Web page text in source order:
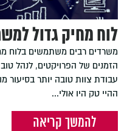
לוח מחיק גדול
משרדים רבים משתמשים בלוח
הזמנים של הפרויקטים, לנהל
עבודת צוות טובה יותר בסיעור
ההיי טק היו אולי...
להמשך קריאה